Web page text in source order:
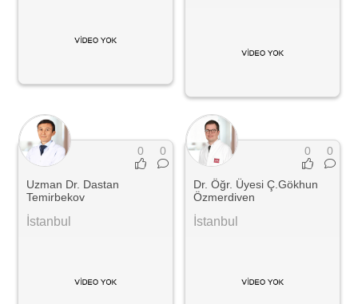
0 0
Uzman Dr. Dastan
Temirbekov
İstanbul
0 0
Dr. Öğr. Üyesi Ç.Gökhun
Özmerdiven
İstanbul